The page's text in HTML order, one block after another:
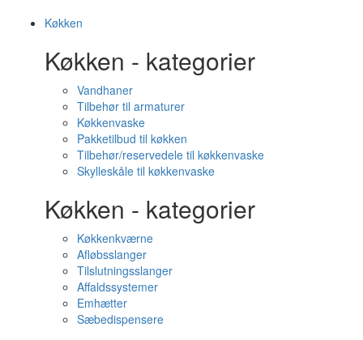
Køkken
Køkken - kategorier
Vandhaner
Tilbehør til armaturer
Køkkenvaske
Pakketilbud til køkken
Tilbehør/reservedele til køkkenvaske
Skylleskåle til køkkenvaske
Køkken - kategorier
Køkkenkværne
Afløbsslanger
Tilslutningsslanger
Affaldssystemer
Emhætter
Sæbedispensere